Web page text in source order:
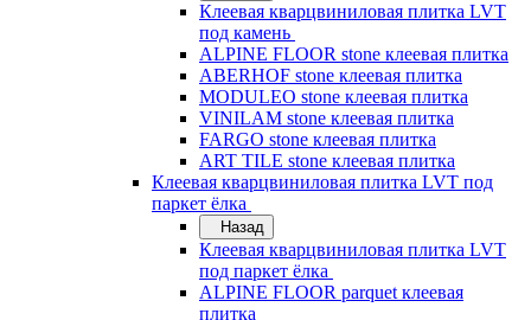
Клеевая кварцвиниловая плитка LVT
под камень
ALPINE FLOOR stone клеевая плитка
ABERHOF stone клеевая плитка
MODULEO stone клеевая плитка
VINILAM stone клеевая плитка
FARGO stone клеевая плитка
ART TILE stone клеевая плитка
Клеевая кварцвиниловая плитка LVT под
паркет ёлка
Назад
Клеевая кварцвиниловая плитка LVT
под паркет ёлка
ALPINE FLOOR parquet клеевая
плитка